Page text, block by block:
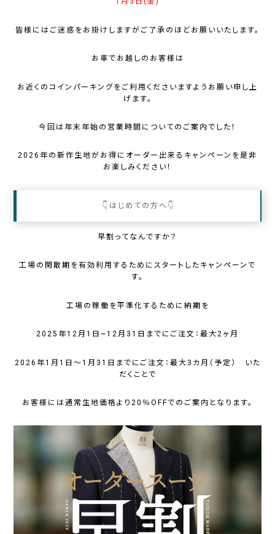
皆様にはご迷惑をお掛けしますがご了承のほどお願いいたします。
お車でお越しのお客様は
お近くのコインパーキングをご利用くださいますようお願い申し上
げます。
今回は 年末年始の営業時間についてのご案内でした！
2026年の新作生地がお得にオーダー出来るキャンペーンを是非
お楽しみください！
👇はじめての方へ👇
早割ってなんですか？
工場の閑散期を有効利用するためにスタートしたキャンペーンで
す。
工場の稼働を平準化するために納期を
2025年12月1日~12月31日までにご注文：最大2ヶ月
2026年1月1日～1月31日までにご注文：最大3カ月（予定） いた
だくことで
お客様には通常生地価格より20％OFFでのご案内となります。